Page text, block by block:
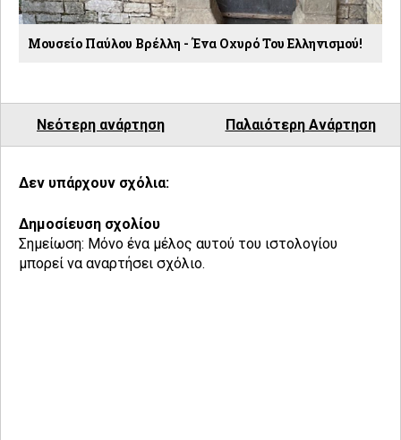
Μουσείο Παύλου Βρέλλη - Ένα Οχυρό Του Ελληνισμού!
Νεότερη ανάρτηση Παλαιότερη Ανάρτηση
Δεν υπάρχουν σχόλια:
Δημοσίευση σχολίου
Σημείωση: Μόνο ένα μέλος αυτού του ιστολογίου
μπορεί να αναρτήσει σχόλιο.